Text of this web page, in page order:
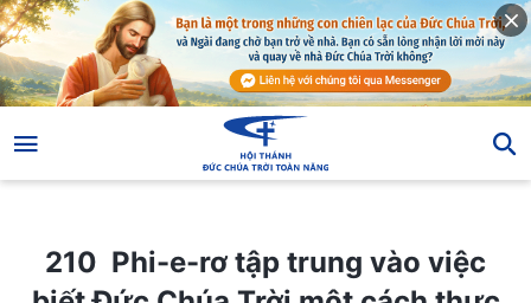
210 Phi-e-rơ tập trung vào việc